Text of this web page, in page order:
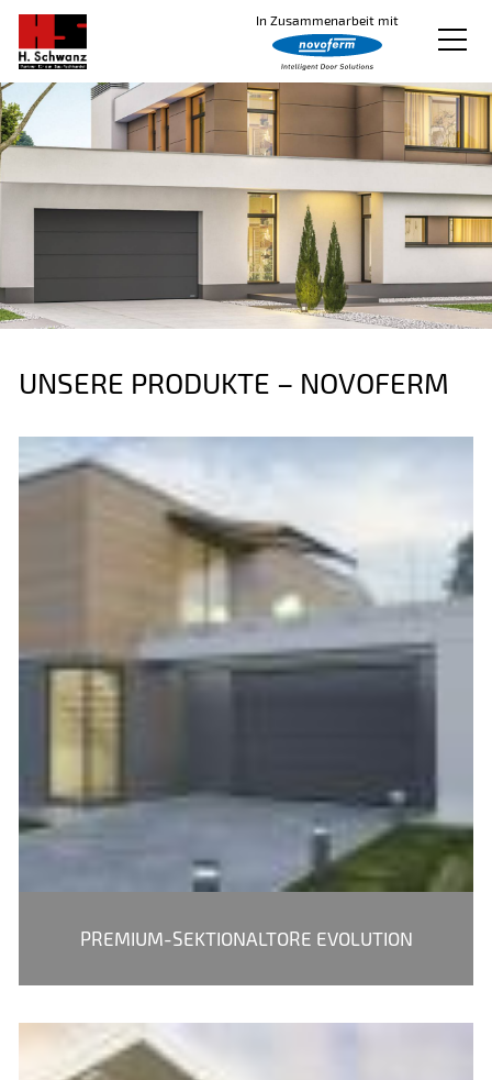
In Zusammenarbeit mit
Produkte
Logistik und Büro
Downloads
Kontakt
UNSERE PRODUKTE – NOVOFERM
PREMIUM-SEKTIONALTORE EVOLUTION